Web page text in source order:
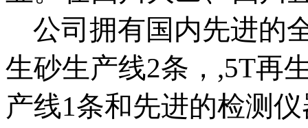
公司拥有国内先进的
生砂生产线2条，,5T再
产线1条和先进的检测